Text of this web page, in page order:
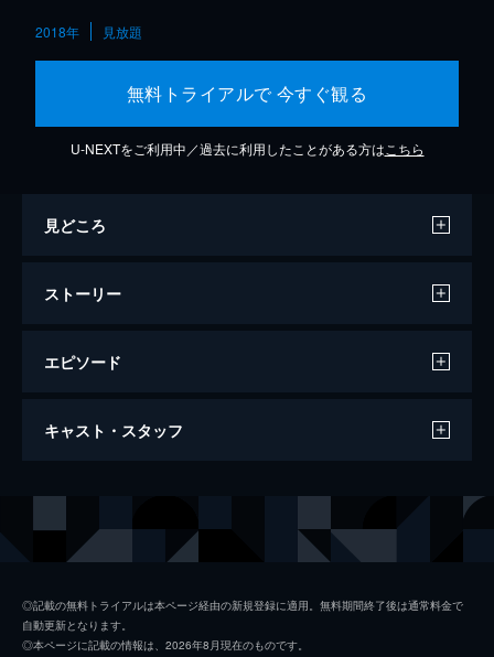
2018年 見放題
無料トライアルで 今すぐ観る
U-NEXTをご利用中／過去に利用したことがある方は こちら
見どころ
ストーリー
エピソード
カメラを止めるな！
キャスト・スタッフ
日暮真央 真魚
◎記載の無料トライアルは本ページ経由の新規登録に適用。無料期間終了後は通常料金で
自動更新となります。
◎本ページに記載の情報は、2026年8月現在のものです。